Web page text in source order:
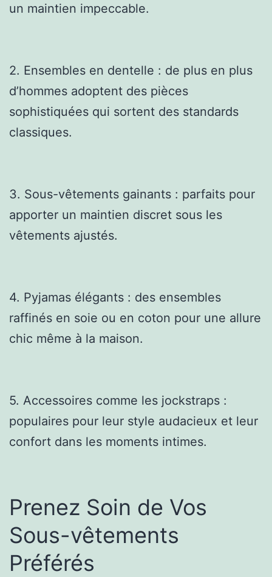
un maintien impeccable.
2. Ensembles en dentelle : de plus en plus
d’hommes adoptent des pièces
sophistiquées qui sortent des standards
classiques.
3. Sous-vêtements gainants : parfaits pour
apporter un maintien discret sous les
vêtements ajustés.
4. Pyjamas élégants : des ensembles
raffinés en soie ou en coton pour une allure
chic même à la maison.
5. Accessoires comme les jockstraps :
populaires pour leur style audacieux et leur
confort dans les moments intimes.
Prenez Soin de Vos
Sous-vêtements
Préférés